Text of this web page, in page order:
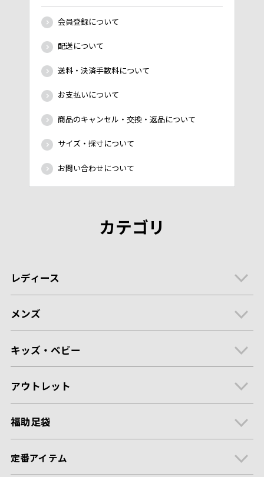
会員登録について
配送について
送料・決済手数料について
お支払いについて
商品のキャンセル・交換・返品について
サイズ・採寸について
お問い合わせについて
カテゴリ
レディース
メンズ
キッズ・ベビー
アウトレット
福助足袋
定番アイテム